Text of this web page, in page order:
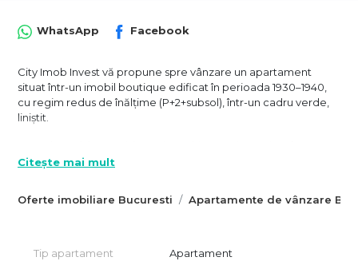
Oferte imobiliare Bucuresti Apartamente de vânzare
WhatsApp Facebook
City Imob Invest vă propune spre vânzare un apartament
situat într-un imobil boutique edificat în perioada 1930–1940,
cu regim redus de înălțime (P+2+subsol), într-un cadru verde,
liniștit.
imobil interbelic, apartamentul beneficiază de o suprafață
avantaj real, tot mai greu de găsit în proprietățile centrale.
este compartimentarea foarte eficientă: nu există spații
Citește mai mult
Tip apartament Apartament